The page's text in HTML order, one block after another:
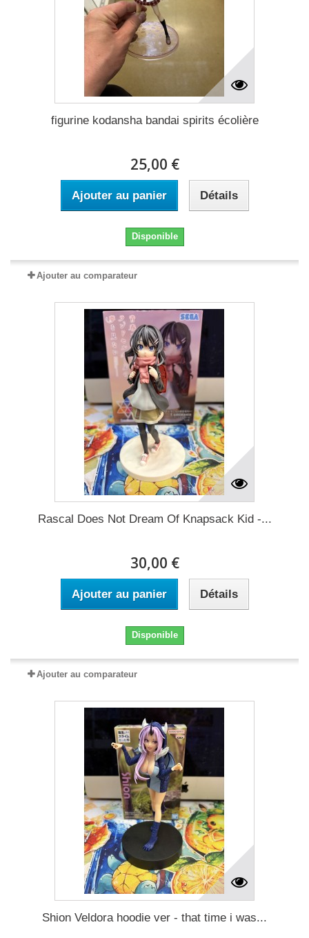
figurine kodansha bandai spirits écolière
25,00 €
Ajouter au panier Détails
Disponible
Ajouter au comparateur
Rascal Does Not Dream Of Knapsack Kid -...
30,00 €
Ajouter au panier Détails
Disponible
Ajouter au comparateur
Shion Veldora hoodie ver - that time i was...